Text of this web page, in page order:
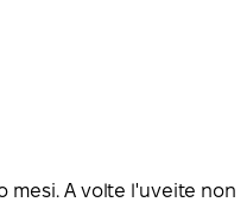
mesi. A volte l'uveite non